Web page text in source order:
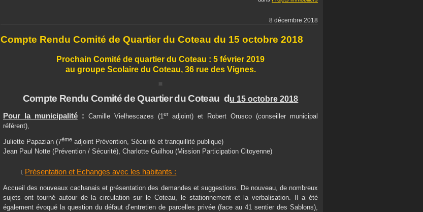
8 décembre 2018
Compte Rendu Comité de Quartier du Coteau du 15 octobre 2018
Prochain Comité de quartier du Coteau : 5 février 2019
au groupe Scolaire du Coteau, 36 rue des Vignes.
Compte Rendu Comité de Quartier du Coteau d u 15 octobre 2018
Pour la municipalité: Camille Vielhescazes (1 er
adjoint) et Robert Orusco (conseiller municipal
référent),
Juliette Papazian (7ème adjoint Prévention, Sécurité et tranquillité publique)
Jean Paul Notte (Prévention / Sécurité), Charlotte Guilhou (Mission Participation Citoyenne)
Présentation et Echanges avec les habitants :
Accueil des nouveaux cachanais et présentation des demandes et suggestions. De nouveau, de nombreux
sujets ont tourné autour de la circulation sur le Coteau, le stationnement et la verbalisation. Il a été
également évoqué la question du défaut d’entretien de parcelles privée (face au 41 sentier des Sablons),